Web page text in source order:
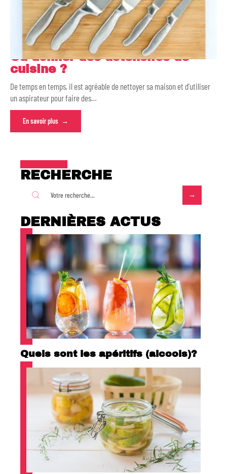
Où donner des ustensiles de
cuisine ?
De temps en temps, il est agréable de nettoyer sa maison et d'utiliser
un aspirateur pour faire des…
En savoir plus
RECHERCHE
DERNIÈRES ACTUS
Quels sont les apéritifs (alcools)?